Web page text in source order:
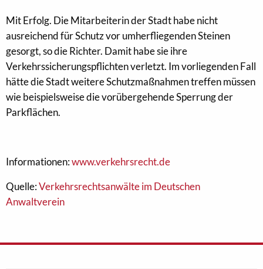
Mit Erfolg. Die Mitarbeiterin der Stadt habe nicht
ausreichend für Schutz vor umherfliegenden Steinen
gesorgt, so die Richter. Damit habe sie ihre
Verkehrssicherungspflichten verletzt. Im vorliegenden Fall
hätte die Stadt weitere Schutzmaßnahmen treffen müssen
wie beispielsweise die vorübergehende Sperrung der
Parkflächen.
Informationen:www.verkehrsrecht.de
Quelle:Verkehrsrechtsanwälte im Deutschen
Anwaltverein